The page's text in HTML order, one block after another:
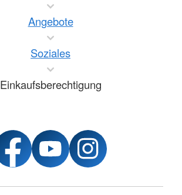
Angebote
Soziales
Einkaufsberechtigung